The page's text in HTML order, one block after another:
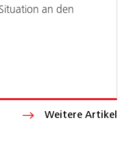
Weitere Artikel
an den